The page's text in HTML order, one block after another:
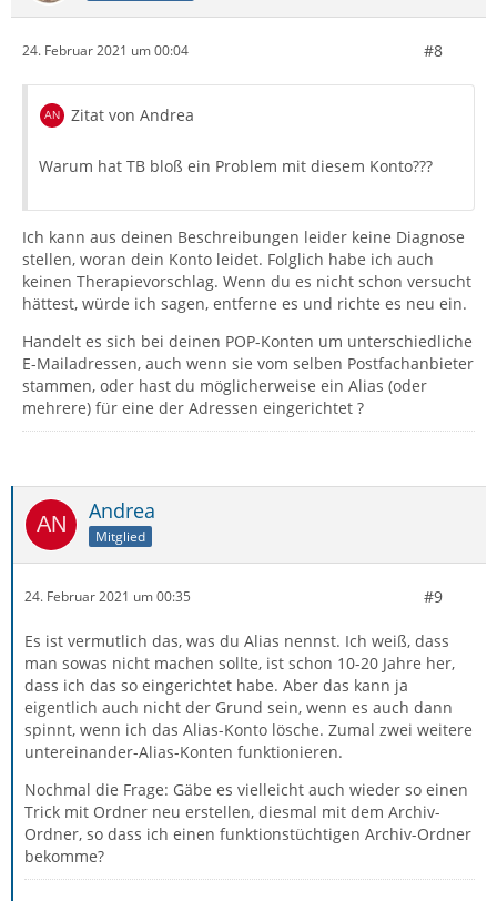
24. Februar 2021 um 00:04 #8
Zitat von Andrea
Warum hat TB bloß ein Problem mit diesem Konto???
Ich kann aus deinen Beschreibungen leider keine Diagnose
stellen, woran dein Konto leidet. Folglich habe ich auch
keinen Therapievorschlag. Wenn du es nicht schon versucht
hättest, würde ich sagen, entferne es und richte es neu ein.
Handelt es sich bei deinen POP-Konten um unterschiedliche
E-Mailadressen, auch wenn sie vom selben Postfachanbieter
stammen, oder hast du möglicherweise ein Alias (oder
mehrere) für eine der Adressen eingerichtet ?
Andrea
Mitglied
24. Februar 2021 um 00:35 #9
Es ist vermutlich das, was du Alias nennst. Ich weiß, dass
man sowas nicht machen sollte, ist schon 10-20 Jahre her,
dass ich das so eingerichtet habe. Aber das kann ja
eigentlich auch nicht der Grund sein, wenn es auch dann
spinnt, wenn ich das Alias-Konto lösche. Zumal zwei weitere
untereinander-Alias-Konten funktionieren.
Nochmal die Frage: Gäbe es vielleicht auch wieder so einen
Trick mit Ordner neu erstellen, diesmal mit dem Archiv-
Ordner, so dass ich einen funktionstüchtigen Archiv-Ordner
bekomme?